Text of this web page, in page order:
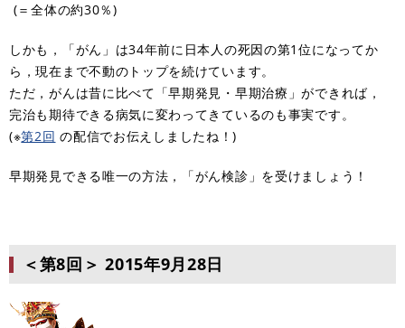
(＝全体の約30％)
しかも，「がん」は34年前に日本人の死因の第1位になってか
ら，現在まで不動のトップを続けています。
ただ，がんは昔に比べて「早期発見・早期治療」ができれば，
完治も期待できる病気に変わってきているのも事実です。
(※第2回 の配信でお伝えしましたね！)
早期発見できる唯一の方法，「がん検診」を受けましょう！
＜第8回＞ 2015年9月28日